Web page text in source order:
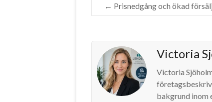
← Prisnedgång och ökad
Victoria
Victoria
bakgrund inom